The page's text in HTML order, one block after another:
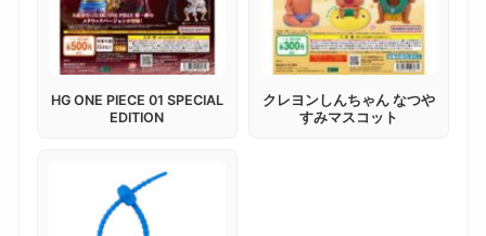
HG ONE PIECE 01 SPECIAL
EDITION
クレヨンしんちゃん なつや
すみマスコット